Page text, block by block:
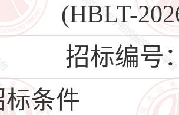
(HBLT-
招标编号
标条件